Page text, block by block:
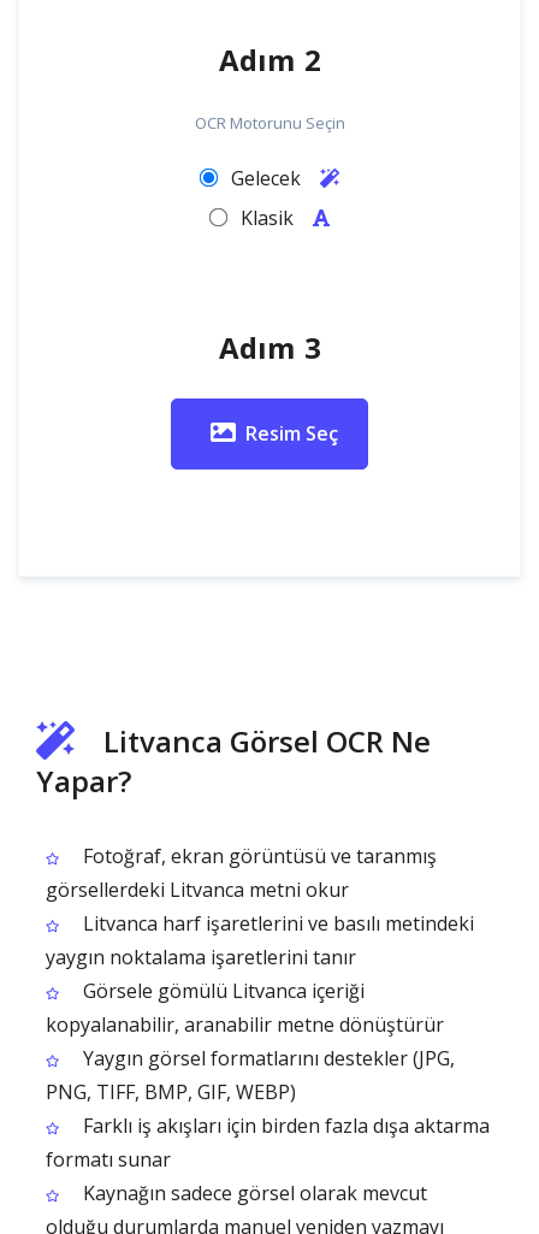
Adım 2
OCR Motorunu Seçin
Gelecek
Klasik
Adım 3
Resim Seç
Litvanca Görsel OCR Ne
Yapar?
Fotoğraf, ekran görüntüsü ve taranmış
görsellerdeki Litvanca metni okur
Litvanca harf işaretlerini ve basılı metindeki
yaygın noktalama işaretlerini tanır
Görsele gömülü Litvanca içeriği
kopyalanabilir, aranabilir metne dönüştürür
Yaygın görsel formatlarını destekler (JPG,
PNG, TIFF, BMP, GIF, WEBP)
Farklı iş akışları için birden fazla dışa aktarma
formatı sunar
Kaynağın sadece görsel olarak mevcut
olduğu durumlarda manuel yeniden yazmayı